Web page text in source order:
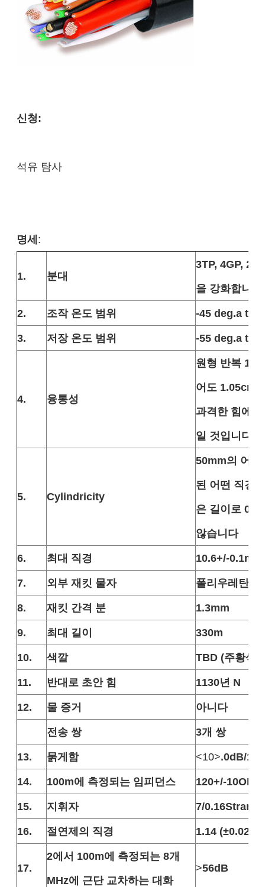
신청:
석유 탐사
명세:
1. 분대
3TP, 4GP, 2
을 강화합니다
2.
조작 온도 범위
-45 deg.a
3.
저장 온도 범위 -55 deg.a
4. 융통성
원형 반복 12
어도 1.05cm
과격한 힘에
일 것입니다.
5. Cylindricity
50mm의 어떤
된 어떤 직경
은 길이로
않습니다
6.
최대 직경
10.6+/-0.1mm
7.
외부 재킷 물자
폴리우레탄
8.
재킷 간격 분
1.3mm
9.
최대 길이
330m
10.
색깔
TBD (주황색,
11.
반대로 초안 힘
1130년 N
12.
물 증거
아니다
전송 쌍
3개 쌍
13.
묽게함 <10>.0dB/
14.
100m에 측정되는 임피던스
120+/-
15.
지휘자
7/0.16Strand
16.
절연제의 직경 1.14 (±0.02)
17.
2에서 100m에 측정되는 8개
MHz에 근단 교차하는 대화
>56dB